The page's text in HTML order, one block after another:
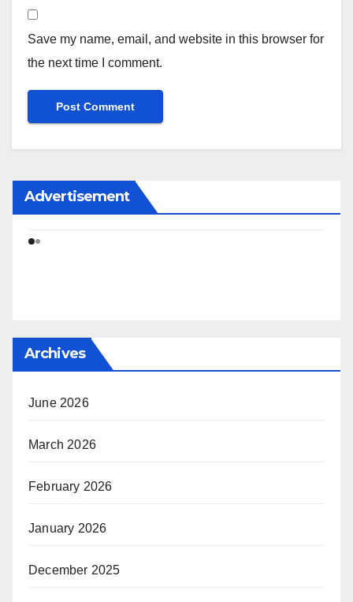
Save my name, email, and website in this browser for
the next time I comment.
Advertisement
Archives
June 2026
March 2026
February 2026
January 2026
December 2025